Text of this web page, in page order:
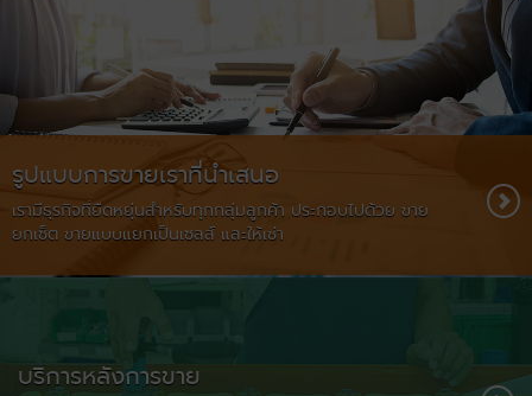
รูปแบบการขายเราที่นำเสนอ
เรามีธุรกิจที่ยืดหยุ่นสำหรับทุกกลุ่มลูกค้า ประกอบไปด้วย ขาย
ยกเซ็ต ขายแบบแยกเป็นเซลส์ และให้เช่า
บริการหลังการขาย